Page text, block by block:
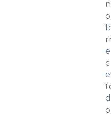
n
e
c
d